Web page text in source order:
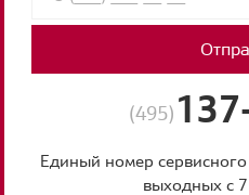
(495)
Единый номер
выходных с